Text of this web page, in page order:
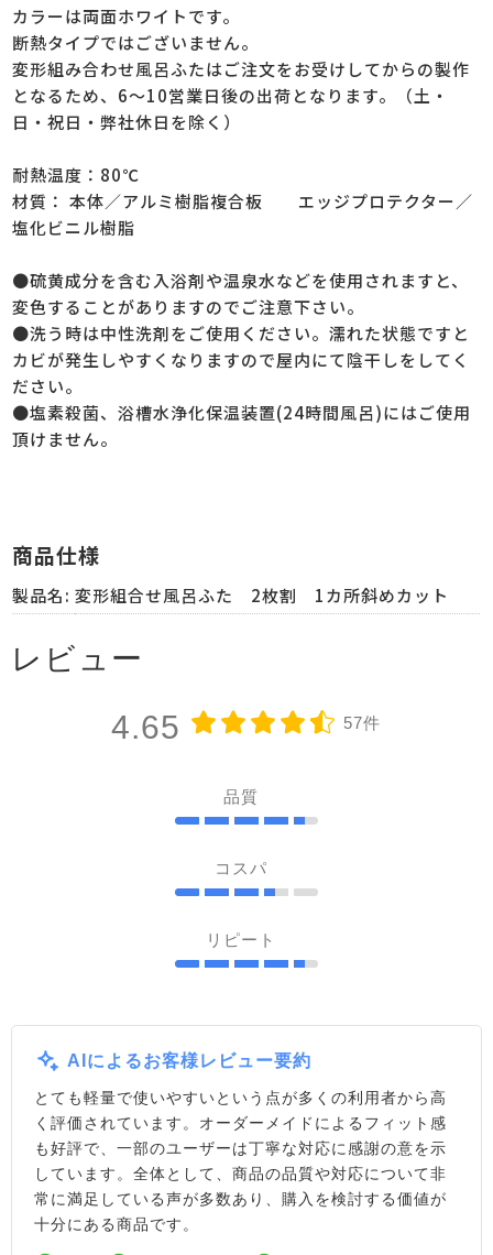
カラーは両面ホワイトです。
断熱タイプではございません。
変形組み合わせ風呂ふたはご注文をお受けしてからの製作
となるため、6～10営業日後の出荷となります。（土・
日・祝日・弊社休日を除く）
耐熱温度：80℃
材質： 本体／アルミ樹脂複合板 エッジプロテクター／
塩化ビニル樹脂
●硫黄成分を含む入浴剤や温泉水などを使用されますと、
変色することがありますのでご注意下さい。
●洗う時は中性洗剤をご使用ください。濡れた状態ですと
カビが発生しやすくなりますので屋内にて陰干しをしてく
ださい。
●塩素殺菌、浴槽水浄化保温装置(24時間風呂)にはご使用
頂けません。
商品仕様
製品名: 変形組合せ風呂ふた 2枚割 1カ所斜めカット
レビュー
4.65 57件
品質
コスパ
リピート
AIによるお客様レビュー要約
とても軽量で使いやすいという点が多くの利用者から高
く評価されています。オーダーメイドによるフィット感
も好評で、一部のユーザーは丁寧な対応に感謝の意を示
しています。全体として、商品の品質や対応について非
常に満足している声が多数あり、購入を検討する価値が
十分にある商品です。